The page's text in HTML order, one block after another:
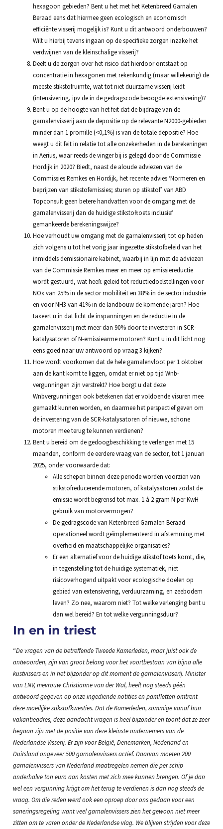
hexagoon gebieden? Bent u het met het Ketenbreed Garnalen
Beraad eens dat hiermee geen ecologisch en economisch
efficiënte visserij mogelijk is? Kunt u dit antwoord onderbouwen?
Wilt u hierbij tevens ingaan op de specifieke zorgen inzake het
verdwijnen van de kleinschalige visserij?
Deelt u de zorgen over het risico dat hierdoor ontstaat op
concentratie in hexagonen met rekenkundig (maar willekeurig) de
meeste stikstofruimte, wat tot niet duurzame visserij leidt
(intensivering, ipv de in de gedragscode beoogde extensivering)?
Bent u op de hoogte van het feit dat de bijdrage van de
garnalenvisserij aan de depositie op de relevante N2000-gebieden
minder dan 1 promille (<0,1%) is van de totale depositie? Hoe
weegt u dit feit in relatie tot alle onzekerheden in de berekeningen
in Aerius, waar reeds de vinger bij is gelegd door de Commissie
Hordijk in 2020? Biedt, naast de aloude adviezen van de
Commissies Remkes en Hordijk, het recente advies ‘Normeren en
beprijzen van stikstofemissies; sturen op stikstof’ van ABD
Topconsult geen betere handvatten voor de omgang met de
garnalenvisserij dan de huidige stikstoftoets inclusief
gemankeerde berekeningswijze?
Hoe verhoudt uw omgang met de garnalenvisserij tot op heden
zich volgens u tot het vorig jaar ingezette stikstofbeleid van het
inmiddels demissionaire kabinet, waarbij in lijn met de adviezen
van de Commissie Remkes meer en meer op emissiereductie
wordt gestuurd, wat heeft geleid tot reductiedoelstellingen voor
NOx van 25% in de sector mobiliteit en 38% in de sector industrie
en voor NH3 van 41% in de landbouw de komende jaren? Hoe
taxeert u in dat licht de inspanningen en de reductie in de
garnalenvisserij met meer dan 90% door te investeren in SCR-
katalysatoren of N-emissiearme motoren? Kunt u in dit licht nog
eens goed naar uw antwoord op vraag 3 kijken?
Hoe wordt voorkomen dat de hele garnalenvloot per 1 oktober
aan de kant komt te liggen, omdat er niet op tijd Wnb-
vergunningen zijn verstrekt? Hoe borgt u dat deze
Wnbvergunningen ook betekenen dat er voldoende visuren mee
gemaakt kunnen worden, en daarmee het perspectief geven om
de investering van de SCR-katalysatoren of nieuwe, schone
motoren mee terug te kunnen verdienen?
Bent u bereid om de gedoogbeschikking te verlengen met 15
maanden, conform de eerdere vraag van de sector, tot 1 januari
2025, onder voorwaarde dat:
Alle schepen binnen deze periode worden voorzien van
stikstofreducerende motoren, of katalysatoren zodat de
emissie wordt begrensd tot max. 1 à 2 gram N per KwH
gebruik van motorvermogen?
De gedragscode van Ketenbreed Garnalen Beraad
operationeel wordt geïmplementeerd in afstemming met
overheid en maatschappelijke organisaties?
Er een alternatief voor de huidige stikstof toets komt, die,
in tegenstelling tot de huidige systematiek, niet
risicoverhogend uitpakt voor ecologische doelen op
gebied van extensivering, verduurzaming, en zeebodem
leven? Zo nee, waarom niet? Tot welke verlenging bent u
dan wel bereid? En tot welke vergunningsduur?
In en in triest
“De vragen van de betreffende Tweede Kamerleden, maar juist ook de
antwoorden, zijn van groot belang voor het voortbestaan van bijna alle
kustvissers en in het bijzonder op dit moment de garnalenvisserij. Minister
van LNV, mevrouw Christianne van der Wal, heeft nog steeds géén
antwoord gegeven op onze ingediende notities en pamfletten omtrent
deze moeilijke stikstofkwesties. Dat de Kamerleden, sommige vanaf hun
vakantieadres, deze aandacht vragen is heel bijzonder en toont dat ze zeer
begaan zijn met de positie van deze kleinste ondernemers van de
Nederlandse Visserij. Er zijn voor België, Denemarken, Nederland en
Duitsland ongeveer 500 garnalenvissers actief. Daarvan moeten 200
garnalenvissers van Nederland maatregelen nemen die per schip
anderhalve ton euro aan kosten met zich mee kunnen brengen. Of je dan
wel een vergunning krijgt om het terug te verdienen is dan nog steeds de
vraag. Om die reden werd ook een oproep door ons gedaan voor een
saneringsregeling want veel garnalenvissers zien het gewoon niet meer
zitten om te varen onder de Nederlandse vlag. We blijven strijden voor deze